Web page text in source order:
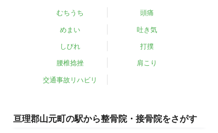
むちうち 頭痛
めまい 吐き気
しびれ 打撲
腰椎捻挫 肩こり
交通事故リハビリ
亘理郡山元町の駅から整骨院・接骨院をさがす